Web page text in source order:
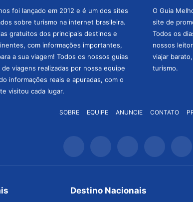
foi lançado em 2012 e é um dos sites
sobre turismo na internet brasileira.
gratuitos dos principais destinos e
com informações importantes,
a sua viagem! Todos os nossos guias
viagens realizadas por nossa equipe
informações reais e apuradas, com o
visitou cada lugar.
O Guia
site de
Todos os
nossos
viajar
turismo.
SOBRE EQUIPE ANUNCIE CONTATO
Destino Nacionais